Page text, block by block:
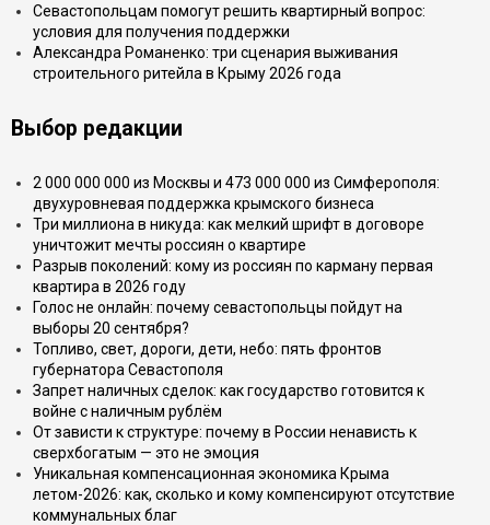
Севастопольцам помогут решить квартирный вопрос:
условия для получения поддержки
Александра Романенко: три сценария выживания
строительного ритейла в Крыму 2026 года
Выбор редакции
2 000 000 000 из Москвы и 473 000 000 из Симферополя:
двухуровневая поддержка крымского бизнеса
Три миллиона в никуда: как мелкий шрифт в договоре
уничтожит мечты россиян о квартире
Разрыв поколений: кому из россиян по карману первая
квартира в 2026 году
Голос не онлайн: почему севастопольцы пойдут на
выборы 20 сентября?
Топливо, свет, дороги, дети, небо: пять фронтов
губернатора Севастополя
Запрет наличных сделок: как государство готовится к
войне с наличным рублём
От зависти к структуре: почему в России ненависть к
сверхбогатым — это не эмоция
Уникальная компенсационная экономика Крыма
летом-2026: как, сколько и кому компенсируют отсутствие
коммунальных благ